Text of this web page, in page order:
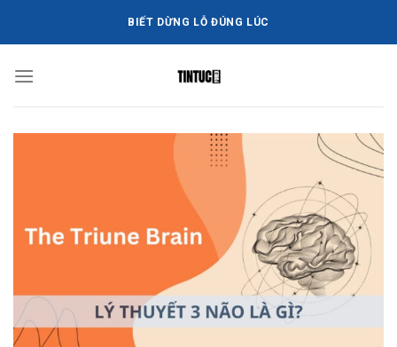
dung
BIẾT DỪNG LỖ ĐÚNG LÚC